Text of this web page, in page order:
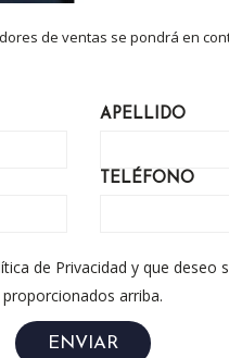
de ventas se pondrá en
APELLIDO
TELÉFONO
de Privacidad y que
proporcionados arriba.